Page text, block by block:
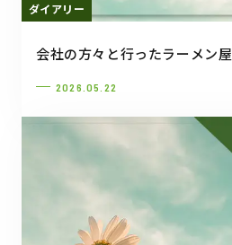
ダイアリー
会社の方々と行ったラーメン屋
2026.05.22